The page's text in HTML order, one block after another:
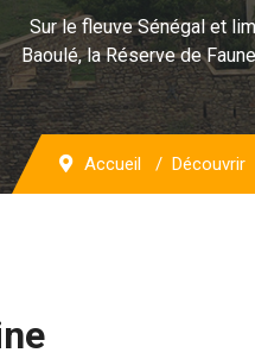
Sur le fleuve Sénégal et
Baoulé, la Réserve de
Accueil Découvrir